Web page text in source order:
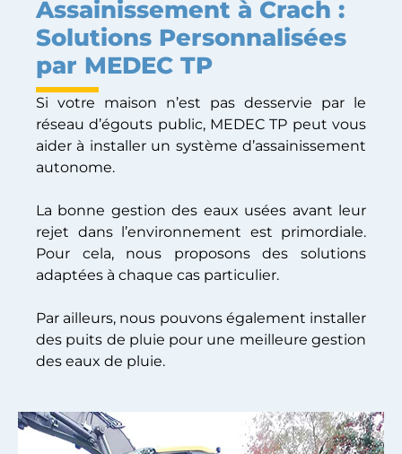
Assainissement à Crach :
Solutions Personnalisées
par MEDEC TP
Si votre maison n’est pas desservie par le
réseau d’égouts public, MEDEC TP peut vous
aider à installer un système d’assainissement
autonome.
La bonne gestion des eaux usées avant leur
rejet dans l’environnement est primordiale.
Pour cela, nous proposons des solutions
adaptées à chaque cas particulier.
Par ailleurs, nous pouvons également installer
des puits de pluie pour une meilleure gestion
des eaux de pluie.